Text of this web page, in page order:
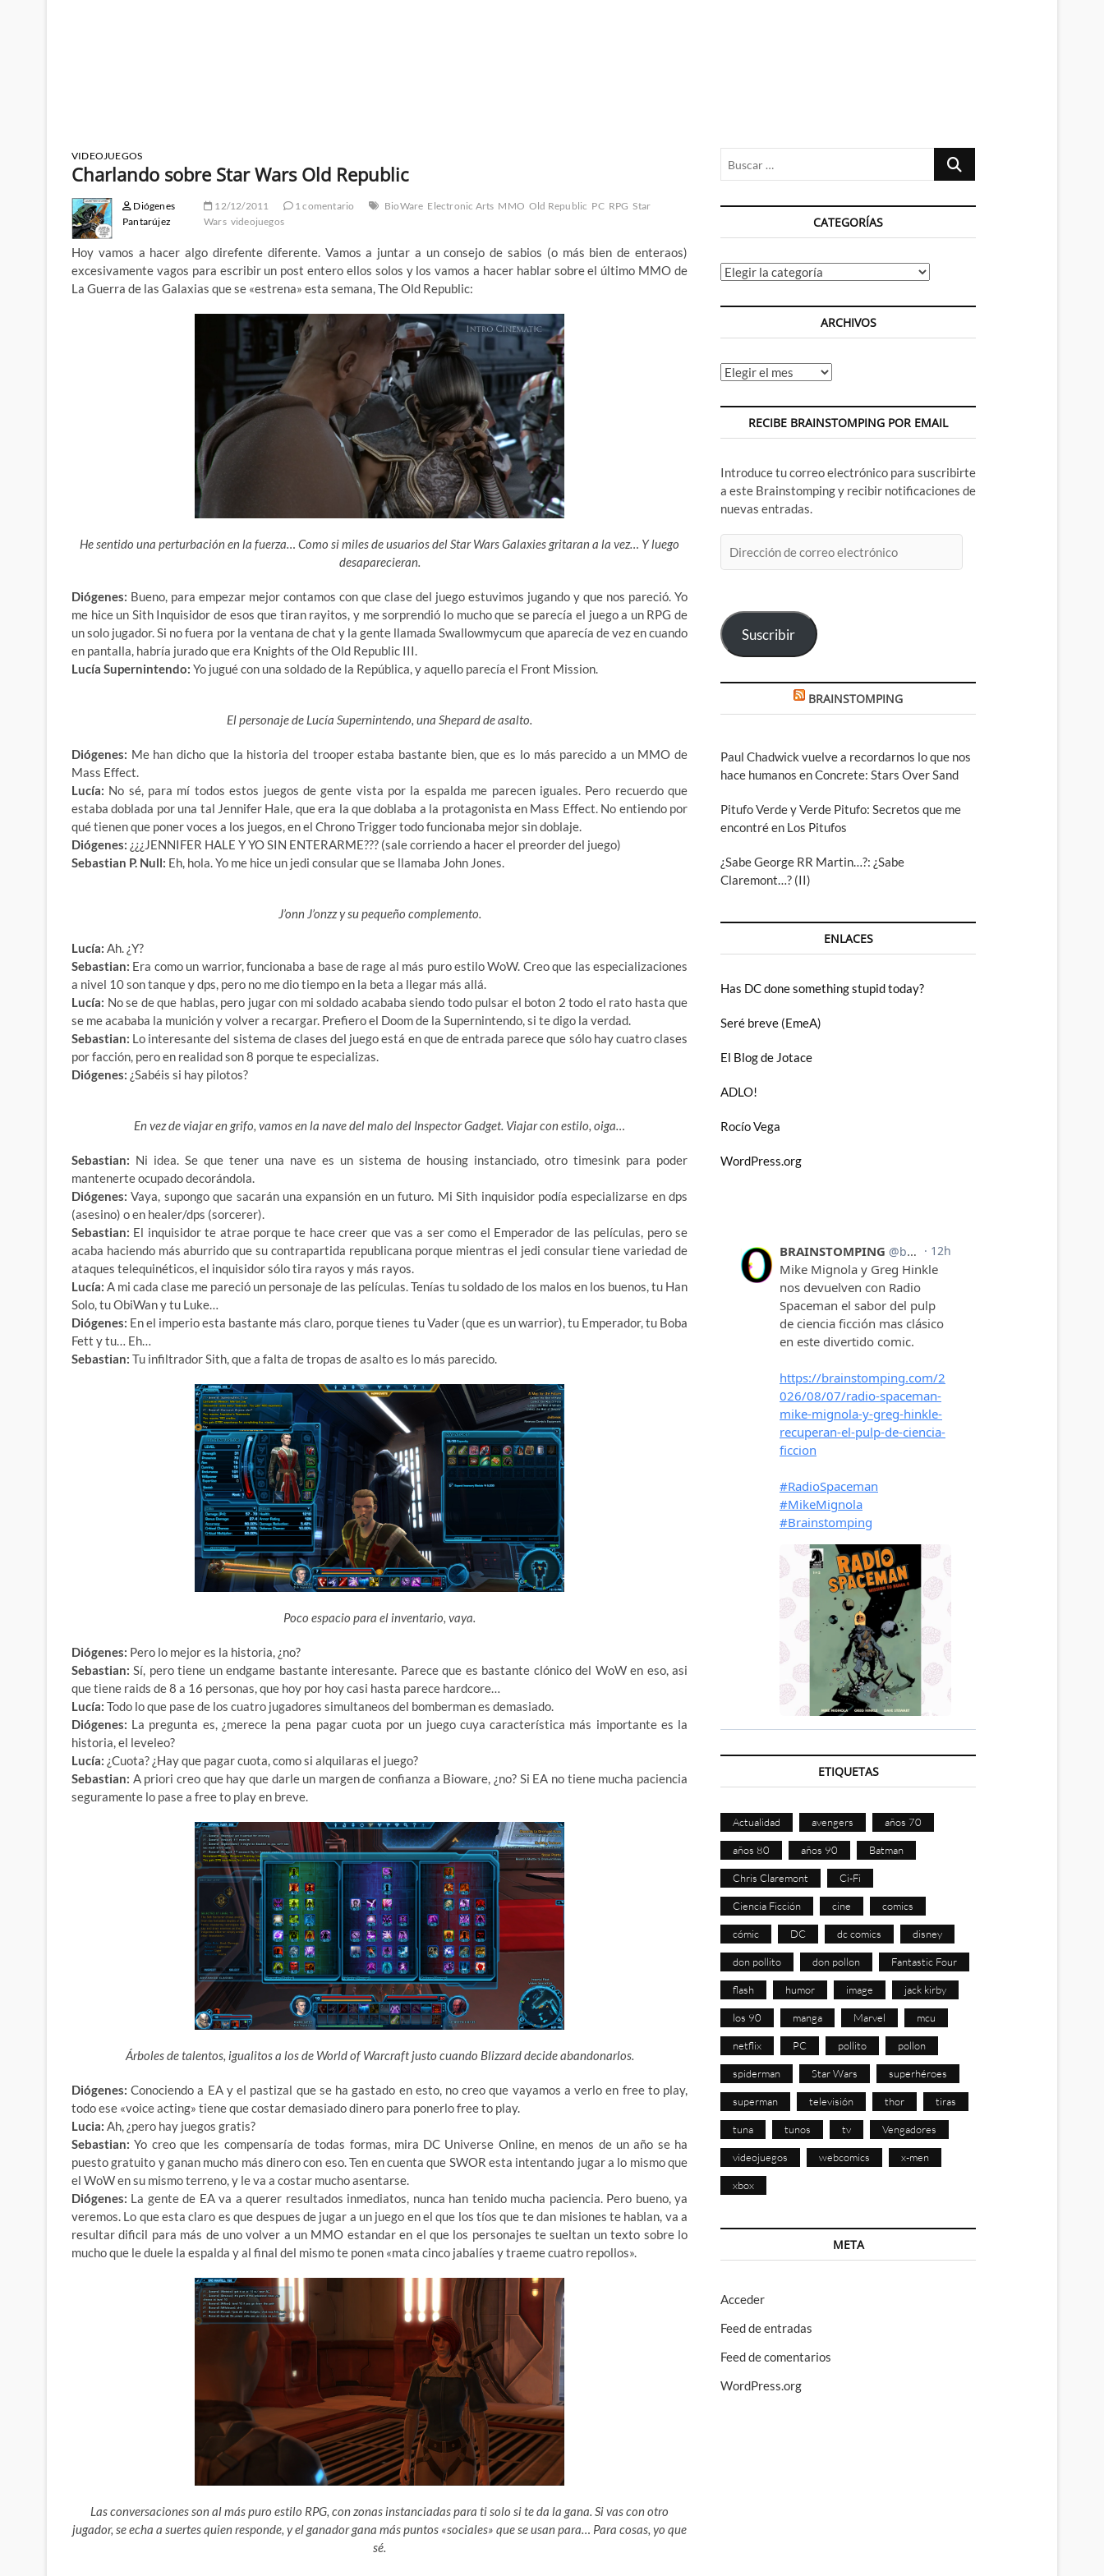
VIDEOJUEGOS
Charlando sobre Star Wars Old Republic
Diógenes
Pantarújez
12/12/2011 1 comentario BioWare Electronic Arts MMO Old Republic PC RPG Star
Wars videojuegos
Hoy vamos a hacer algo direfente diferente. Vamos a juntar a un consejo de sabios (o más bien de enteraos)
excesivamente vagos para escribir un post entero ellos solos y los vamos a hacer hablar sobre el último MMO de
La Guerra de las Galaxias que se «estrena» esta semana, The Old Republic:
He sentido una perturbación en la fuerza… Como si miles de usuarios del Star Wars Galaxies gritaran a la vez… Y luego
desaparecieran.
Diógenes: Bueno, para empezar mejor contamos con que clase del juego estuvimos jugando y que nos pareció. Yo
me hice un Sith Inquisidor de esos que tiran rayitos, y me sorprendió lo mucho que se parecía el juego a un RPG de
un solo jugador. Si no fuera por la ventana de chat y la gente llamada Swallowmycum que aparecía de vez en cuando
en pantalla, habría jurado que era Knights of the Old Republic III.
Lucía Supernintendo: Yo jugué con una soldado de la República, y aquello parecía el Front Mission.
El personaje de Lucía Supernintendo, una Shepard de asalto.
Diógenes: Me han dicho que la historia del trooper estaba bastante bien, que es lo más parecido a un MMO de
Mass Effect.
Lucía: No sé, para mí todos estos juegos de gente vista por la espalda me parecen iguales. Pero recuerdo que
estaba doblada por una tal Jennifer Hale, que era la que doblaba a la protagonista en Mass Effect. No entiendo por
qué tienen que poner voces a los juegos, en el Chrono Trigger todo funcionaba mejor sin doblaje.
Diógenes: ¿¿¿JENNIFER HALE Y YO SIN ENTERARME??? (sale corriendo a hacer el preorder del juego)
Sebastian P. Null: Eh, hola. Yo me hice un jedi consular que se llamaba John Jones.
J’onn J’onzz y su pequeño complemento.
Lucía: Ah. ¿Y?
Sebastian: Era como un warrior, funcionaba a base de rage al más puro estilo WoW. Creo que las especializaciones
a nivel 10 son tanque y dps, pero no me dio tiempo en la beta a llegar más allá.
Lucía: No se de que hablas, pero jugar con mi soldado acababa siendo todo pulsar el boton 2 todo el rato hasta que
se me acababa la munición y volver a recargar. Prefiero el Doom de la Supernintendo, si te digo la verdad.
Sebastian: Lo interesante del sistema de clases del juego está en que de entrada parece que sólo hay cuatro clases
por facción, pero en realidad son 8 porque te especializas.
Diógenes: ¿Sabéis si hay pilotos?
En vez de viajar en grifo, vamos en la nave del malo del Inspector Gadget. Viajar con estilo, oiga…
Sebastian: Ni idea. Se que tener una nave es un sistema de housing instanciado, otro timesink para poder
mantenerte ocupado decorándola.
Diógenes: Vaya, supongo que sacarán una expansión en un futuro. Mi Sith inquisidor podía especializarse en dps
(asesino) o en healer/dps (sorcerer).
Sebastian: El inquisidor te atrae porque te hace creer que vas a ser como el Emperador de las películas, pero se
acaba haciendo más aburrido que su contrapartida republicana porque mientras el jedi consular tiene variedad de
ataques telequinéticos, el inquisidor sólo tira rayos y más rayos.
Lucía: A mi cada clase me pareció un personaje de las películas. Tenías tu soldado de los malos en los buenos, tu Han
Solo, tu ObiWan y tu Luke…
Diógenes: En el imperio esta bastante más claro, porque tienes tu Vader (que es un warrior), tu Emperador, tu Boba
Fett y tu… Eh…
Sebastian: Tu infiltrador Sith, que a falta de tropas de asalto es lo más parecido.
Poco espacio para el inventario, vaya.
Diógenes: Pero lo mejor es la historia, ¿no?
Sebastian: Sí, pero tiene un endgame bastante interesante. Parece que es bastante clónico del WoW en eso, asi
que tiene raids de 8 a 16 personas, que hoy por hoy casi hasta parece hardcore…
Lucía: Todo lo que pase de los cuatro jugadores simultaneos del bomberman es demasiado.
Diógenes: La pregunta es, ¿merece la pena pagar cuota por un juego cuya característica más importante es la
historia, el leveleo?
Lucía: ¿Cuota? ¿Hay que pagar cuota, como si alquilaras el juego?
Sebastian: A priori creo que hay que darle un margen de confianza a Bioware, ¿no? Si EA no tiene mucha paciencia
seguramente lo pase a free to play en breve.
Árboles de talentos, igualitos a los de World of Warcraft justo cuando Blizzard decide abandonarlos.
Diógenes: Conociendo a EA y el pastizal que se ha gastado en esto, no creo que vayamos a verlo en free to play,
todo ese «voice acting» tiene que costar demasiado dinero para ponerlo free to play.
Lucia: Ah, ¿pero hay juegos gratis?
Sebastian: Yo creo que les compensaría de todas formas, mira DC Universe Online, en menos de un año se ha
puesto gratuito y ganan mucho más dinero con eso. Ten en cuenta que SWOR esta intentando jugar a lo mismo que
el WoW en su mismo terreno, y le va a costar mucho asentarse.
Diógenes: La gente de EA va a querer resultados inmediatos, nunca han tenido mucha paciencia. Pero bueno, ya
veremos. Lo que esta claro es que despues de jugar a un juego en el que los tíos que te dan misiones te hablan, va a
resultar dificil para más de uno volver a un MMO estandar en el que los personajes te sueltan un texto sobre lo
mucho que le duele la espalda y al final del mismo te ponen «mata cinco jabalíes y traeme cuatro repollos».
Las conversaciones son al más puro estilo RPG, con zonas instanciadas para ti solo si te da la gana. Si vas con otro
jugador, se echa a suertes quien responde, y el ganador gana más puntos «sociales» que se usan para… Para cosas, yo que
sé.
Buscar
CATEGORÍAS
Categorías
ARCHIVOS
Archivos
RECIBE BRAINSTOMPING POR EMAIL
Introduce tu correo electrónico para suscribirte
a este Brainstomping y recibir notificaciones de
nuevas entradas.
de
Suscribir
BRAINSTOMPING
Paul Chadwick vuelve a recordarnos lo que nos
hace humanos en Concrete: Stars Over Sand
Pitufo Verde y Verde Pitufo: Secretos que me
encontré en Los Pitufos
¿Sabe George RR Martin…?: ¿Sabe
Claremont…? (II)
ENLACES
Has DC done something stupid today?
Seré breve (EmeA)
El Blog de Jotace
ADLO!
Rocío Vega
WordPress.org
ETIQUETAS
Actualidad avengers años 70
años 80 años 90 Batman
Chris Claremont Ci-Fi
Ciencia Ficción cine comics
cómic DC dc comics disney
don pollito don pollon Fantastic Four
flash humor image jack kirby
los 90 manga Marvel mcu
netflix PC pollito pollon
spiderman Star Wars superhéroes
superman televisión thor tiras
tuna tunos tv Vengadores
videojuegos webcomics x-men
xbox
META
Acceder
Feed de entradas
Feed de comentarios
WordPress.org